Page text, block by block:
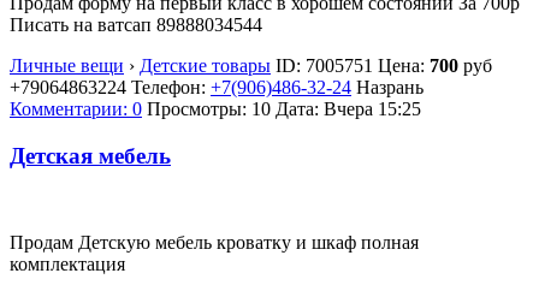
Писать на ватсап 89888034544
Личные вещи › Детские товары ID: 7005751 Цена: 700 руб
+79064863224 Телефон: +7(906)486-32-24 Назрань
Комментарии: 0 Просмотры: 10 Дата: Вчера 15:25
Детская мебель
Продам Детскую мебель кроватку и шкаф полная
комплектация